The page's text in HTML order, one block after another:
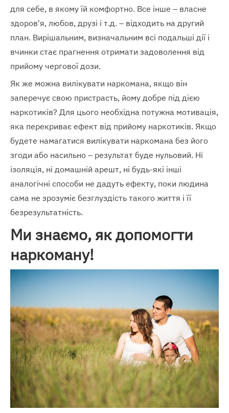
для себе, в якому їй комфортно. Все інше – власне
здоров'я, любов, друзі і т.д. – відходить на другий
план. Вирішальним, визначальним всі подальші дії і
вчинки стає прагнення отримати задоволення від
прийому чергової дози.
Як же можна вилікувати наркомана, якщо він
заперечує свою пристрасть, йому добре під дією
наркотиків? Для цього необхідна потужна мотивація,
яка перекриває ефект від прийому наркотиків. Якщо
будете намагатися вилікувати наркомана без його
згоди або насильно – результат буде нульовий. Ні
ізоляція, ні домашній арешт, ні будь-які інші
аналогічні способи не дадуть ефекту, поки людина
сама не зрозуміє безглуздість такого життя і її
безрезультатність.
Ми знаємо, як допомогти
наркоману!